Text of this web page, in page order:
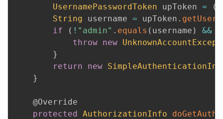
UsernamePasswordToken upToken = (
String username = upToken .
if
( ! "admin" . equals ( username ) &&
throw new
}
return
new
}
@Override
protected
AuthorizationInfo